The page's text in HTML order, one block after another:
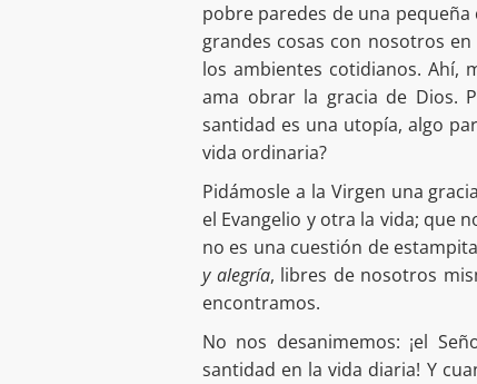
pobre paredes de una
grandes cosas con nosotros
los ambientes cotidianos. Ahí,
ama obrar la gracia de Dios.
santidad es una utopía, algo
vida ordinaria?
Pidámosle a la Virgen una
el Evangelio y otra la vida; que
no es una cuestión de
y alegría, libres de nosotros
encontramos.
No nos desanimemos: ¡el
santidad en la vida diaria! Y